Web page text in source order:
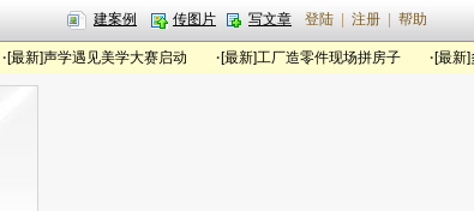
建案例 传图片 写文章 登陆 注册 帮助
[最新]声学遇见美学大赛启动 [最新]工厂造零件现场拼房子 [最新]